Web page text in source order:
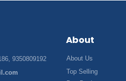
9350809192
About
About Us
Top Selling